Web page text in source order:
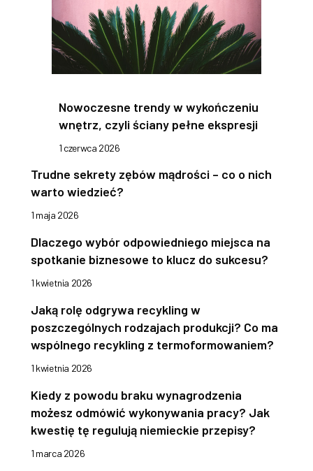
Nowoczesne trendy w wykończeniu
wnętrz, czyli ściany pełne ekspresji
1 czerwca 2026
Trudne sekrety zębów mądrości – co o nich
warto wiedzieć?
1 maja 2026
Dlaczego wybór odpowiedniego miejsca na
spotkanie biznesowe to klucz do sukcesu?
1 kwietnia 2026
Jaką rolę odgrywa recykling w
poszczególnych rodzajach produkcji? Co ma
wspólnego recykling z termoformowaniem?
1 kwietnia 2026
Kiedy z powodu braku wynagrodzenia
możesz odmówić wykonywania pracy? Jak
kwestię tę regulują niemieckie przepisy?
1 marca 2026